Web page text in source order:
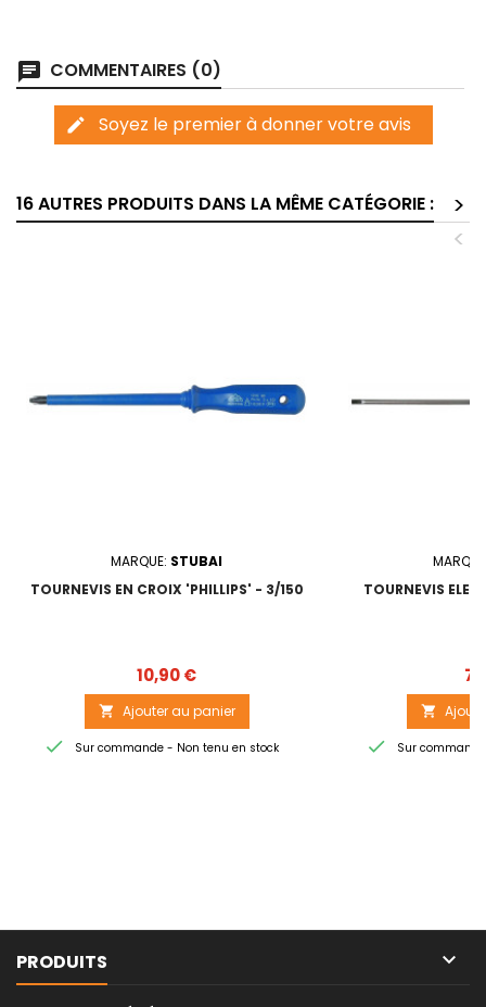
chat COMMENTAIRES (0)
edit Soyez le premier à donner votre avis
16 AUTRES PRODUITS DANS LA MÊME CATÉGORIE :
>
<
MARQUE: STUBAI
TOURNEVIS EN CROIX 'PHILLIPS' - 3/150
Prix
10,90 €
 Ajouter au panier
 Sur commande - Non tenu en stock
TOURNEVIS

 Sur
PRODUITS 